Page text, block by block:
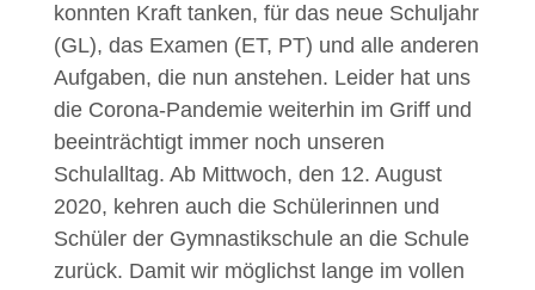
konnten Kraft tanken, für das neue Schuljahr
(GL), das Examen (ET, PT) und alle anderen
Aufgaben, die nun anstehen. Leider hat uns
die Corona-Pandemie weiterhin im Griff und
beeinträchtigt immer noch unseren
Schulalltag. Ab Mittwoch, den 12. August
2020, kehren auch die Schülerinnen und
Schüler der Gymnastikschule an die Schule
zurück. Damit wir möglichst lange im vollen